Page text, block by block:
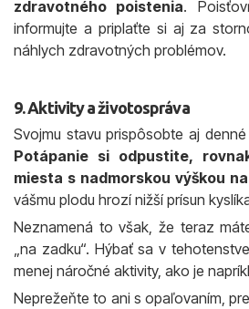
zdravotného poistenia.
informujte a priplaťte si aj za
náhlych zdravotných problémov.
9. Aktivity a životospráva
Svojmu stavu prispôsobte aj
Potápanie si odpustite,
miesta s nadmorskou výškou
vášmu plodu hrozí nižší prísun
Neznamená to však, že teraz
„na zadku“. Hýbať sa v
menej náročné aktivity, ako je
Neprežeňte to ani s opaľovaním,